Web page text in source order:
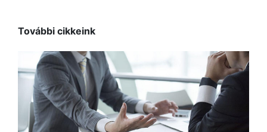
További cikkeink